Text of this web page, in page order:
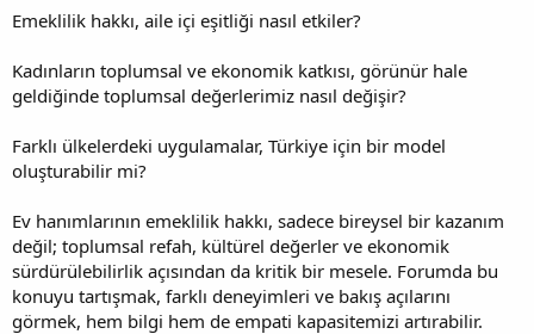
Emeklilik hakkı, aile içi eşitliği nasıl etkiler?
Kadınların toplumsal ve ekonomik katkısı, görünür hale
geldiğinde toplumsal değerlerimiz nasıl değişir?
Farklı ülkelerdeki uygulamalar, Türkiye için bir model
oluşturabilir mi?
Ev hanımlarının emeklilik hakkı, sadece bireysel bir kazanım
değil; toplumsal refah, kültürel değerler ve ekonomik
sürdürülebilirlik açısından da kritik bir mesele. Forumda bu
konuyu tartışmak, farklı deneyimleri ve bakış açılarını
görmek, hem bilgi hem de empati kapasitemizi artırabilir.